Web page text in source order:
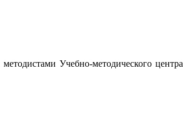
Учебно-методического центра